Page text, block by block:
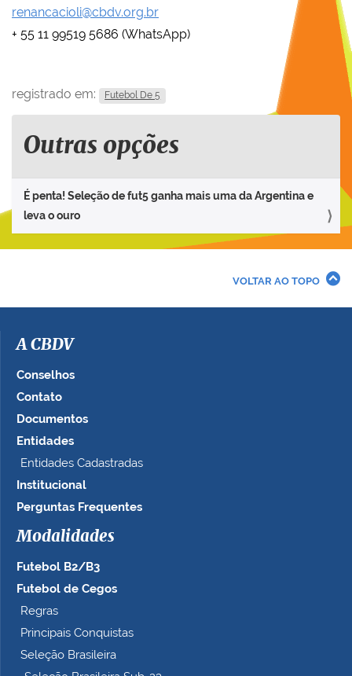
renancacioli@cbdv.org.br
+ 55 11 99519 5686 (WhatsApp)
registrado em: Futebol De 5
Outras opções
É penta! Seleção de fut5 ganha mais uma da Argentina e
leva o ouro
VOLTAR AO TOPO
A CBDV
Conselhos
Contato
Documentos
Entidades
Entidades Cadastradas
Institucional
Perguntas Frequentes
Modalidades
Futebol B2/B3
Futebol de Cegos
Regras
Principais Conquistas
Seleção Brasileira